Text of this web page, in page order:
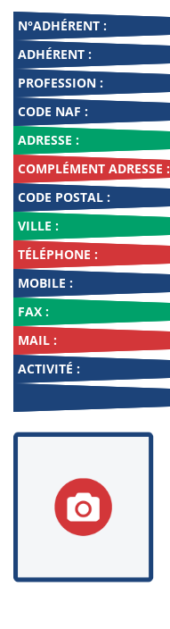
N°ADHÉRENT :
ADHÉRENT :
PROFESSION :
CODE NAF :
ADRESSE :
COMPLÉMENT ADRESSE :
CODE POSTAL :
VILLE :
TÉLÉPHONE :
MOBILE :
FAX :
MAIL :
ACTIVITÉ :